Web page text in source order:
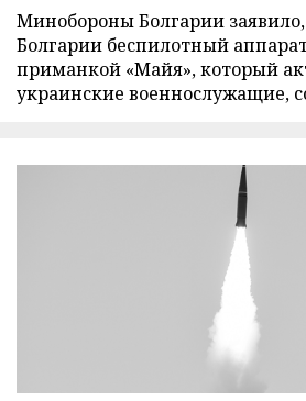
Минобороны Болгарии
Болгарии беспилотный
приманкой «Майя», который
украинские военнослужащие,